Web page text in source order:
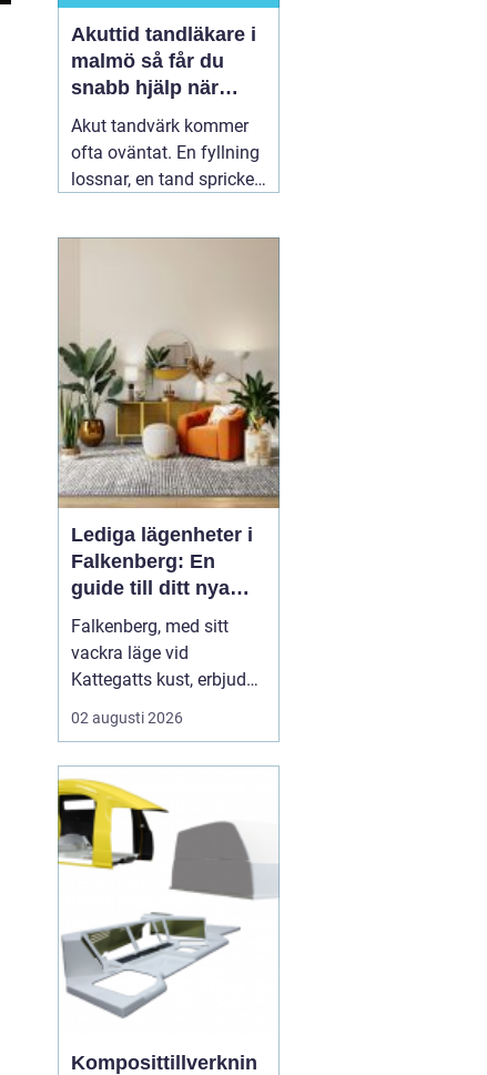
Akuttid tandläkare i
malmö så får du
snabb hjälp när
tanden gör ont
Akut tandvärk kommer
ofta oväntat. En fyllning
lossnar, en tand spricker
svullnar upp över en
snabbt
04 augusti 2026
Lediga lägenheter i
Falkenberg: En
guide till ditt nya
hem
Falkenberg, med sitt
vackra läge vid
Kattegatts kust, erbjuder
en unik livsupplevelse
för privatpersoner och
letar efter lediga
lägenheter Falkenberg,
finns det ett flertal
möjligheter att utforska.
02 augusti 2026
Komposittillverknin